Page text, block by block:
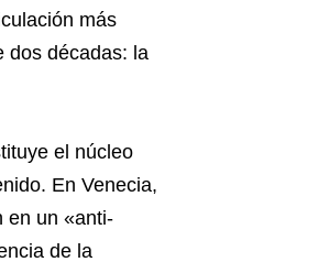
más
dos décadas: la
el núcleo
En Venecia,
en un «anti-
de la